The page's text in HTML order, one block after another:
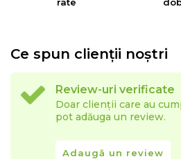
Ce spun clienții noștri
Review-uri verificate
Doar clienții care au
pot adăuga un review.
Adaugă un review